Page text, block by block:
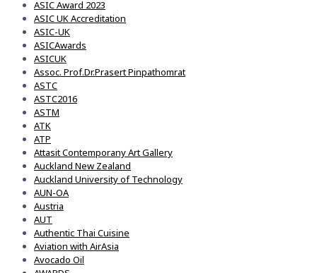
ASIC Award 2023
ASIC UK Accreditation
ASIC-UK
ASICAwards
ASICUK
Assoc. Prof.Dr.Prasert Pinpathomrat
ASTC
ASTC2016
ASTM
ATK
ATP
Attasit Contemporany Art Gallery
Auckland New Zealand
Auckland University of Technology
AUN-OA
Austria
AUT
Authentic Thai Cuisine
Aviation with AirAsia
Avocado Oil